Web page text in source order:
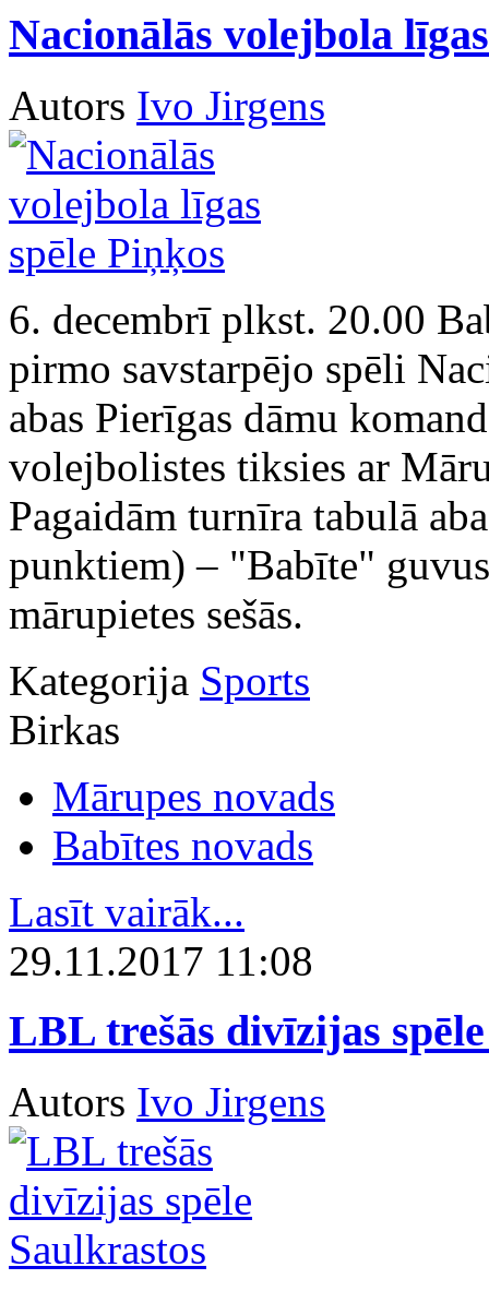
Nacionālās volejbola
Autors Ivo Jirgens
6. decembrī plkst. 20.00
pirmo savstarpējo spēli
abas Pierīgas dāmu
volejbolistes tiksies ar
Pagaidām turnīra tabulā
punktiem) – "Babīte"
mārupietes sešās.
Kategorija Sports
Birkas
Mārupes novads
Babītes novads
Lasīt vairāk...
29.11.2017 11:08
LBL trešās divīzijas
Autors Ivo Jirgens